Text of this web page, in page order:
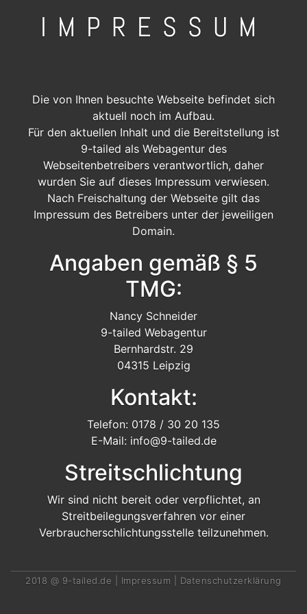
IMPRESSUM
Die von Ihnen besuchte Webseite befindet sich
aktuell noch im Aufbau.
Für den aktuellen Inhalt und die Bereitstellung ist
9-tailed als Webagentur des
Webseitenbetreibers verantwortlich, daher
wurden Sie auf dieses Impressum verwiesen.
Nach Freischaltung der Webseite gilt das
Impressum des Betreibers unter der jeweiligen
Domain.
Angaben gemäß § 5
TMG:
Nancy Schneider
9-tailed Webagentur
Bernhardstr. 29
04315 Leipzig
Kontakt:
Telefon: 0178 / 30 20 135
E-Mail: info@9-tailed.de
Streitschlichtung
Wir sind nicht bereit oder verpflichtet, an
Streitbeilegungsverfahren vor einer
Verbraucherschlichtungsstelle teilzunehmen.
2018 @ 9-tailed.de Impressum Datenschutzerklärung